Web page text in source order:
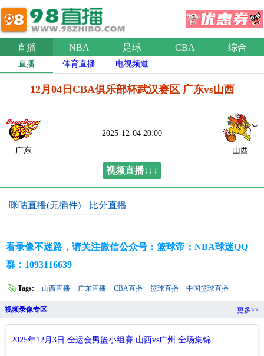
直播 NBA 足球 CBA 综合
直播 体育直播 电视频道
12月04日CBA俱乐部杯武汉赛区 广东vs山西
广东
2025-12-04 20:00
山西
视频直播↓↓↓
咪咕直播(无插件) 比分直播
看录像不迷路，请关注微信公众号：篮球帝；NBA球迷QQ
群：1093116639
Tags: 山西直播 广东直播 CBA直播 篮球直播 中国篮球直播
视频录像专区 更多>>
2025年12月3日 全运会男篮小组赛 山西vs广州 全场集锦